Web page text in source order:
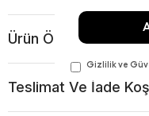
Ürün Önerileri
Teslimat Ve İade